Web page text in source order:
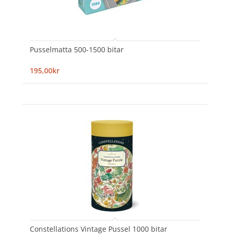
Pusselmatta 500-1500 bitar
195,00kr
Constellations Vintage Pussel 1000 bitar